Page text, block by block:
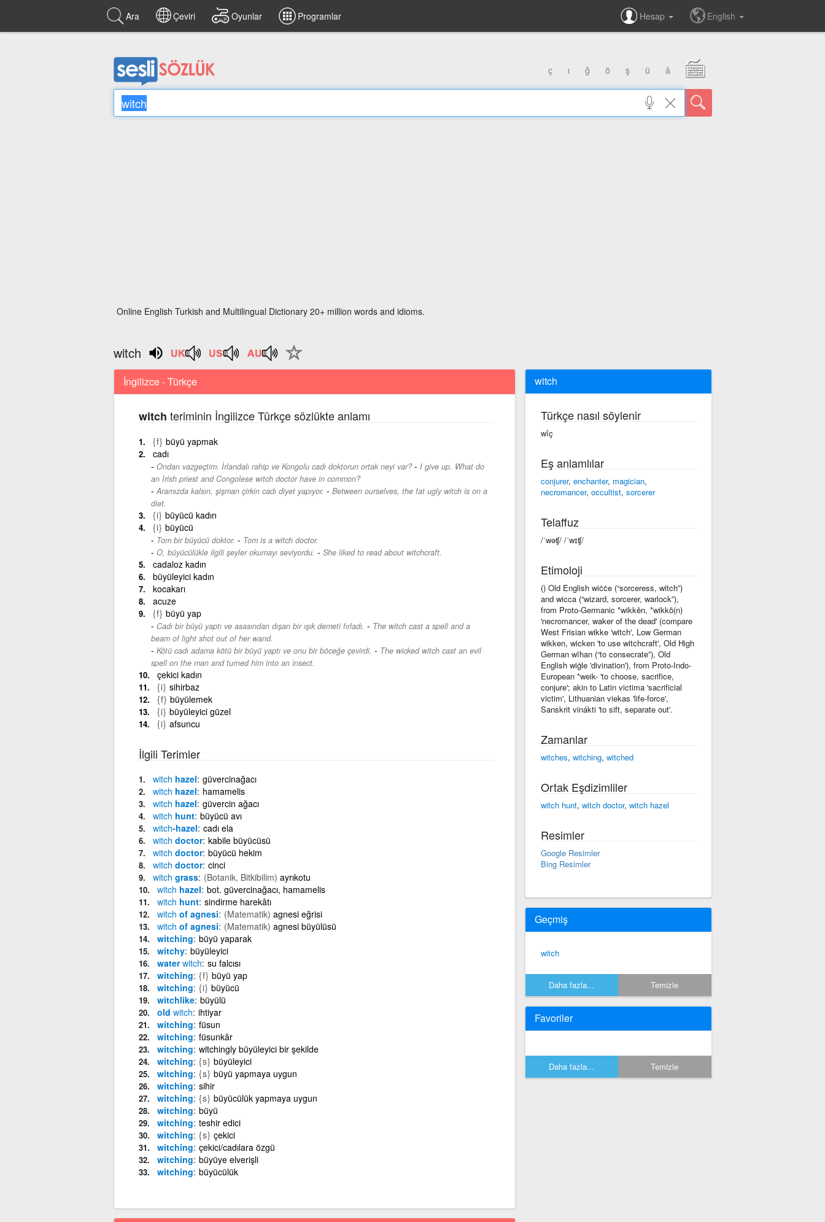
Ara Çeviri Oyunlar Programlar Hesap English
ç ı ğ ö ş ü â
Online English Turkish and Multilingual Dictionary 20+ million words and idioms.
witch
İngilizce - Türkçe
witch teriminin İngilizce Türkçe sözlükte anlamı
{f} büyü yapmak
cadı
Ondan vazgeçtim. İrlandalı rahip ve Kongolu cadı doktorun ortak neyi var?- I give up. What do
an Irish priest and Congolese witch doctor have in common?
Aramızda kalsın, şişman çirkin cadı diyet yapıyor. - Between ourselves, the fat ugly witch is on a
diet.
{i} büyücü kadın
{i} büyücü
Tom bir büyücü doktor. - Tom is a witch doctor.
O, büyücülükle ilgili şeyler okumayı seviyordu. - She liked to read about witchcraft.
cadaloz kadın
büyüleyici kadın
kocakarı
acuze
{f} büyü yap
Cadı bir büyü yaptı ve asasından dışarı bir ışık demeti fırladı. - The witch cast a spell and a
beam of light shot out of her wand.
Kötü cadı adama kötü bir büyü yaptı ve onu bir böceğe çevirdi. - The wicked witch cast an evil
spell on the man and turned him into an insect.
çekici kadın
{i} sihirbaz
{f} büyülemek
{i} büyüleyici güzel
{i} afsuncu
İlgili Terimler
witch hazel güvercinağacı
witch hazel hamamelis
witch hazel güvercin ağacı
witch hunt büyücü avı
witch-hazel cadı ela
witch doctor kabile büyücüsü
witch doctor büyücü hekim
witch doctor cinci
witch grass (Botanik, Bitkibilim) ayrıkotu
witch hazel bot. güvercinağacı, hamamelis
witch hunt sindirme harekâtı
witch of agnesi (Matematik) agnesi eğrisi
witch of agnesi (Matematik) agnesi büyülüsü
witching büyü yaparak
witchy büyüleyici
waterwitch su falcısı
witching {f} büyü yap
witching {i} büyücü
witchlike büyülü
old witch ihtiyar
witching füsun
witching füsunkâr
witching witchingly büyüleyici bir şekilde
witching {s} büyüleyici
witching {s} büyü yapmaya uygun
witching sihir
witching {s} büyücülük yapmaya uygun
witching büyü
witching teshir edici
witching {s} çekici
witching çekici/cadılara özgü
witching büyüye elverişli
witching büyücülük
witch
Türkçe nasıl söylenir
wîç
Eş anlamlılar
conjurer, enchanter, magician,
necromancer, occultist, sorcerer
Telaffuz
/ˈwəʧ/ /ˈwɪʧ/
Etimoloji
() Old English wiċċe (“sorceress, witch”)
and wicca (“wizard, sorcerer, warlock”),
from Proto-Germanic *wikkēn, *wikkō(n)
'necromancer, waker of the dead' (compare
West Frisian wikke 'witch', Low German
wikken, wicken 'to use witchcraft', Old High
German wīhan (“to consecrate”), Old
English wiġle 'divination'), from Proto-Indo-
European *weik- 'to choose, sacrifice,
conjure'; akin to Latin victima 'sacrificial
victim', Lithuanian viekas 'life-force',
Sanskrit vinákti 'to sift, separate out'.
Zamanlar
witches, witching, witched
Ortak Eşdizimliler
witch hunt, witch doctor, witch hazel
Resimler
Google Resimler
Bing Resimler
Geçmiş
witch
Daha fazla... Temizle
Favoriler
Daha fazla... Temizle